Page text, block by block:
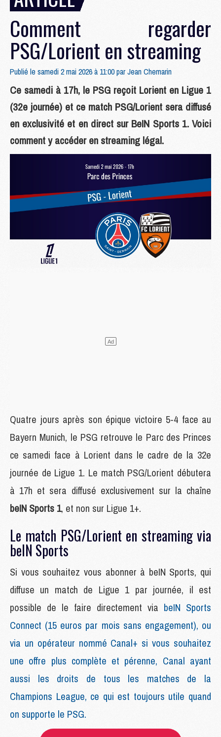
Comment regarder
PSG/Lorient en streaming
Publié le samedi 2 mai 2026 à 11:00 parJean Chemarin
Ce samedi à 17h, le PSG reçoit Lorient en Ligue 1
(32e journée) et ce match PSG/Lorient sera diffusé
en exclusivité et en direct sur BeIN Sports 1. Voici
comment y accéder en streaming légal.
Quatre jours après son épique victoire 5-4 face au
Bayern Munich, le PSG retrouve le Parc des Princes
ce samedi face à Lorient dans le cadre de la 32e
journée de Ligue 1. Le match PSG/Lorient débutera
à 17h et sera diffusé exclusivement sur la chaîne
beIN Sports 1, et non sur Ligue 1+.
Le match PSG/Lorient en streaming via
beIN Sports
Si vous souhaitez vous abonner à beIN Sports, qui
diffuse un match de Ligue 1 par journée, il est
possible de le faire directement via beIN Sports
Connect (15 euros par mois sans engagement), ou
via un opérateur nommé Canal+ si vous souhaitez
une offre plus complète et pérenne, Canal ayant
aussi les droits de tous les matches de la
Champions League, ce qui est toujours utile quand
on supporte le PSG.